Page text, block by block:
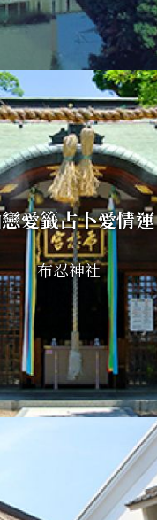
愛籤占卜愛情運
布忍神社